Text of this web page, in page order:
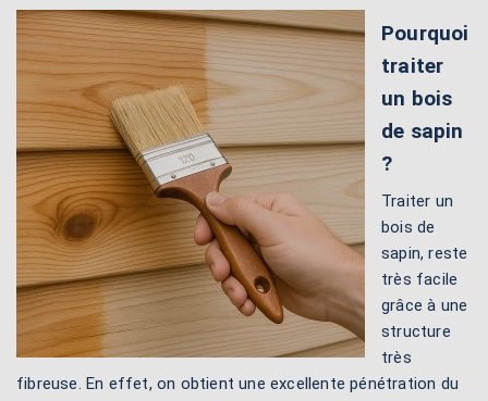
Pourquoi
traiter
un bois
de sapin
?
Traiter un
bois de
sapin, reste
très facile
grâce à une
structure
très
fibreuse. En effet, on obtient une excellente pénétration du